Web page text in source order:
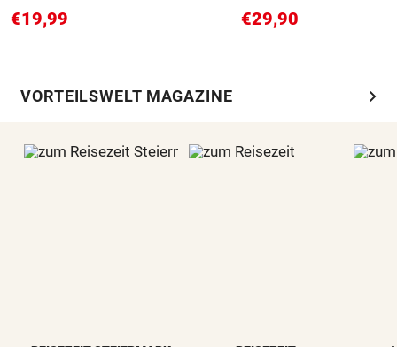
€19,99 €29,90
VORTEILSWELT MAGAZINE chevron_right